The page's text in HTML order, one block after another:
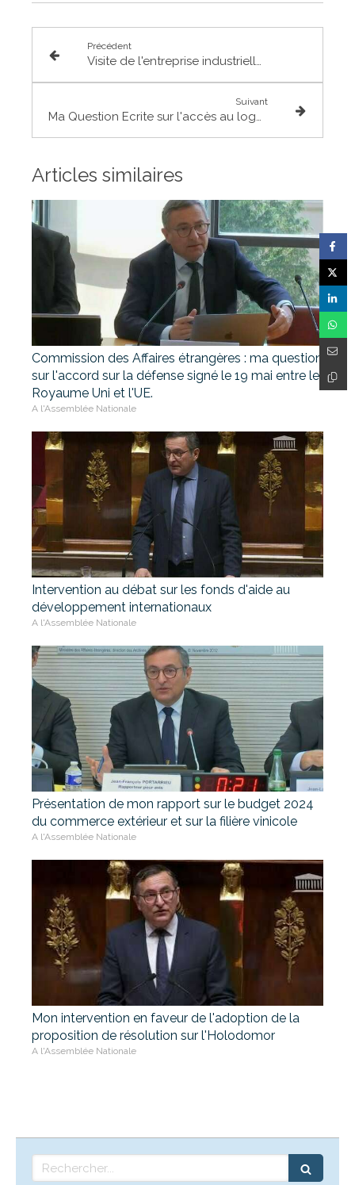
Précédent
Visite de l'entreprise industrielle Manupro à Lespinasse
Suivant
Ma Question Ecrite sur l'accès au logement des agents publics
Articles similaires
Commission des Affaires étrangères : ma question
sur l'accord sur la défense signé le 19 mai entre le
Royaume Uni et l'UE.
A l'Assemblée Nationale
Intervention au débat sur les fonds d'aide au
développement internationaux
A l'Assemblée Nationale
Présentation de mon rapport sur le budget 2024
du commerce extérieur et sur la filière vinicole
A l'Assemblée Nationale
Mon intervention en faveur de l'adoption de la
proposition de résolution sur l'Holodomor
A l'Assemblée Nationale
Rechercher